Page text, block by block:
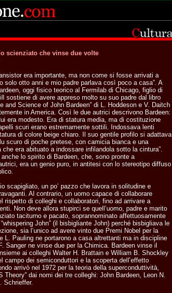
scienziato che vinse due volte
era importante, ma non come si fosse arrivati a
solo otto anni e mio padre parlava così poco a casa”. A
oggi fisico teorico al Fermilab di Chicago, figlio di
sostiene di avere appreso molto su suo padre dal libro
and Science of John Bardeen” di L. Hoddeson e V. Daitch
in America. Così le due autrici descrivono Bardeen:
era modesto. Era di statura media, ma di costituzione
scuri erano estremamente sottili. Indossava lenti
di colore beige chiaro. Il suo gentile profilo si adattava
scuro di poche pretese, con camicia bianca e una
era abituato a indossare infilandola sotto la cintura”.
lo spirito di Bardeen, che, sono pronte a
era un genio puro, in antitesi con lo stereotipo diffuso
scapigliato, un po’ pazzo che lavora in solitudine e
Al contrario, un uomo capace di collaborare
rispetto di colleghi e collaboratori, fino ad arrivare a
Non deve allora stupirci se quell’uomo, padre e marito
taciturno e pacato, soprannominato affettuosamente
John” (il bisbigliante John) perché bisbigliava le
sia l’unico ad avere vinto due Premi Nobel per la
L. Pauling ne portarono a casa altrettanti ma in discipline
Sanger ne vinse due per la Chimica. Bardeen vinse il
ai colleghi Walter H. Brattain e William B. Shockley
campo dei semiconduttori e la scoperta dell’effetto
arrivò nel 1972 per la teoria della superconduttività,
Theory” dai nomi dei tre colleghi: John Bardeen, Leon N.
Schrieffer.